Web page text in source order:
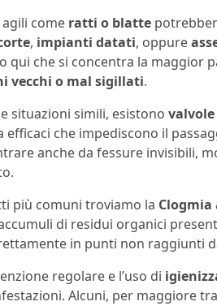
come ratti o blatte
, impianti datati, oppure
qui che si concentra la maggior
vecchi o mal sigillati.
situazioni simili, esistono
efficaci che impediscono il
anche da fessure invisibili,
più comuni troviamo la
di residui organici
in punti non raggiunti
regolare e l’uso di
Alcuni, per maggiore